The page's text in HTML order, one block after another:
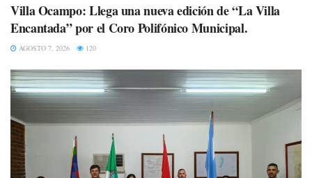
Villa Ocampo: Llega una nueva edición de “La Villa
Encantada” por el Coro Polifónico Municipal.
AGOSTO 7, 2026 120